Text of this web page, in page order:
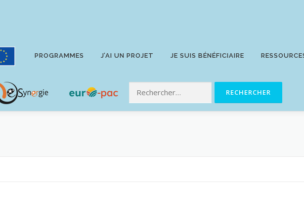
PROGRAMMES J’AI UN PROJET JE SUIS BÉNÉFICIAIRE